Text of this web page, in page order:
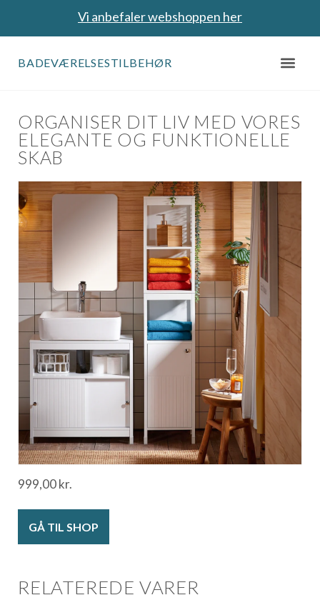
Vi anbefaler webshoppen her
BADEVÆRELSESTILBEHØR
ORGANISER DIT LIV MED VORES
ELEGANTE OG FUNKTIONELLE
SKAB
999,00kr.
GÅ TIL SHOP
RELATEREDE VARER